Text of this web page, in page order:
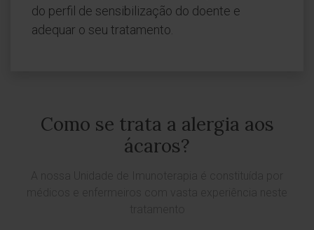
do perfil de sensibilização do doente e
adequar o seu tratamento.
Como se trata a alergia aos
ácaros?